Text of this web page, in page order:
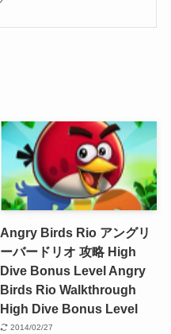
Angry Birds Rio アングリ
ーバードリオ 攻略 High
Dive Bonus Level Angry
Birds Rio Walkthrough
High Dive Bonus Level
2014/02/27